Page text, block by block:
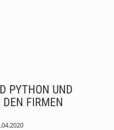
PYTHON UND
FIRMEN